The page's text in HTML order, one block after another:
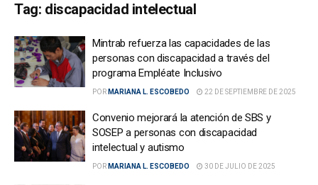
Tag: discapacidad intelectual
Mintrab refuerza las capacidades de las
personas con discapacidad a través del
programa Empléate Inclusivo
POR MARIANA L. ESCOBEDO 22 DE SEPTIEMBRE DE 2025
Convenio mejorará la atención de SBS y
SOSEP a personas con discapacidad
intelectual y autismo
POR MARIANA L. ESCOBEDO 30 DE JULIO DE 2025